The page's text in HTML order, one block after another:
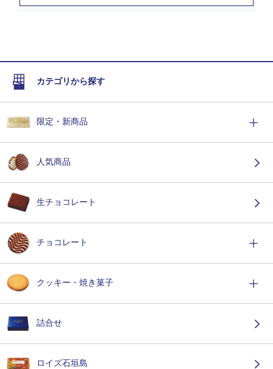
カテゴリから探す
限定・新商品
人気商品
生チョコレート
チョコレート
クッキー・焼き菓子
詰合せ
ロイズ石垣島